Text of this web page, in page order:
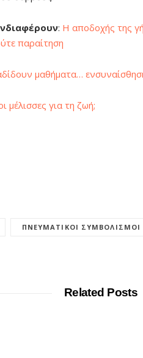
: Η αποδοχής της
παραίτηση
μαθήματα…
μέλισσες για τη ζωή;
ΠΝΕΥΜΑΤΙΚΟΊ ΣΥΜΒΟΛΙΣΜΟΊ
Related Posts